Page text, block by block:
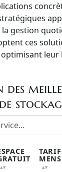
gestion
ces
leur
des
TARIF